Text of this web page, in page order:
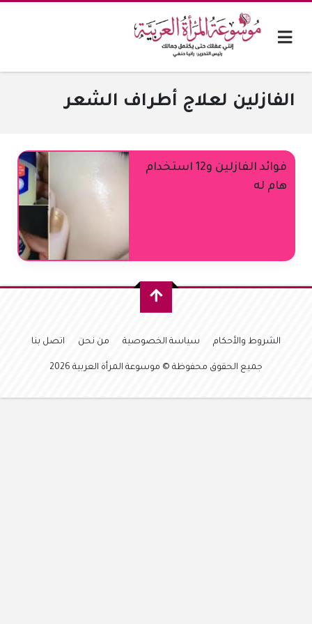
الفازلين لعلاج أطراف الشعر
فوائد الفازلين و12 استخدام
هام له
الشروط والأحكام سياسة الخصوصية من نحن اتصل بنا
جميع الحقوق محفوظة © موسوعة المرأة العربية 2026